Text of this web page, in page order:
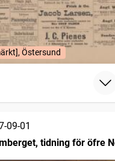
Östersund
09-01
tidning för öfre